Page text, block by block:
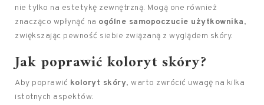
nie tylko na estetykę zewnętrzną. Mogą one również
znacząco wpłynąć na ogólne samopoczucie użytkownika,
zwiększając pewność siebie związaną z wyglądem skóry.
Jak poprawić koloryt skóry?
Aby poprawić koloryt skóry, warto zwrócić uwagę na kilka
istotnych aspektów: